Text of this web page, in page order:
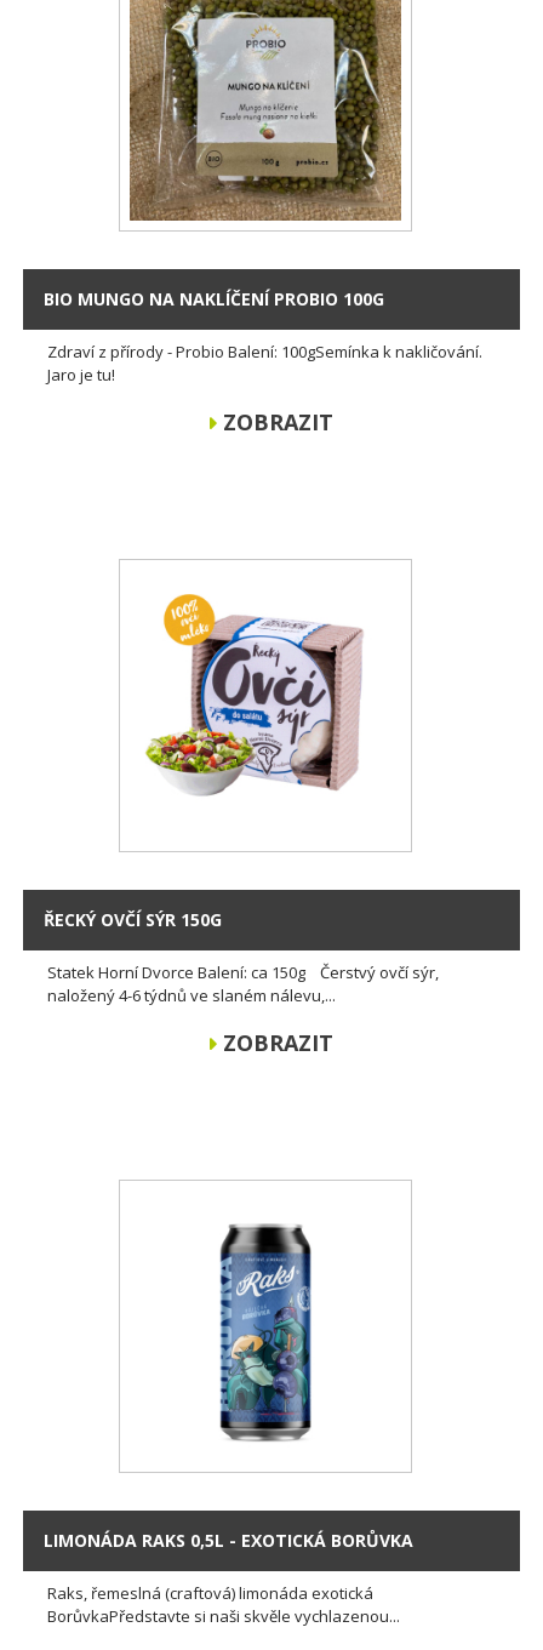
BIO MUNGO NA NAKLÍČENÍ PROBIO 100G
Zdraví z přírody - Probio Balení: 100gSemínka k nakličování.
Jaro je tu!
ZOBRAZIT
ŘECKÝ OVČÍ SÝR 150G
Statek Horní Dvorce Balení: ca 150g Čerstvý ovčí sýr,
naložený 4-6 týdnů ve slaném nálevu,...
ZOBRAZIT
LIMONÁDA RAKS 0,5L - EXOTICKÁ BORŮVKA
Raks, řemeslná (craftová) limonáda exotická
BorůvkaPředstavte si naši skvěle vychlazenou...